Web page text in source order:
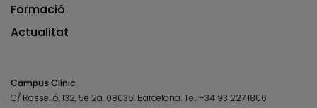
Formació
Actualitat
Campus Clínic
C/ Rosselló, 132, 5è 2a. 08036. Barcelona.Tel.+34 93 227 1806